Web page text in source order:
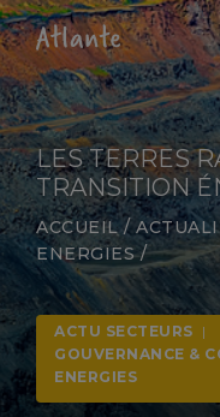
LES TERRES
TRANSITION
ACCUEIL/
ENERGIES/
ACTU SECTEURS |
GOUVERNANCE &
ENERGIES